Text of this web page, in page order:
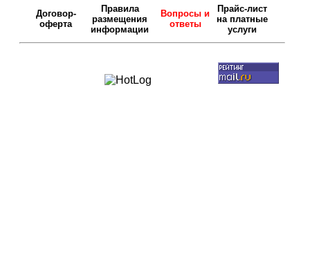
Договор-
оферта
Правила
размещения
информации
Вопросы и
ответы
Прайс-лист
на платные
услуги